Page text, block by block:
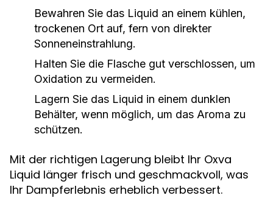
Bewahren Sie das Liquid an einem kühlen,
trockenen Ort auf, fern von direkter
Sonneneinstrahlung.
Halten Sie die Flasche gut verschlossen, um
Oxidation zu vermeiden.
Lagern Sie das Liquid in einem dunklen
Behälter, wenn möglich, um das Aroma zu
schützen.
Mit der richtigen Lagerung bleibt Ihr Oxva
Liquid länger frisch und geschmackvoll, was
Ihr Dampferlebnis erheblich verbessert.